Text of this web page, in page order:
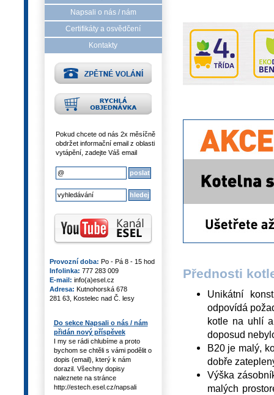
Napsali o nás / nám
Certifikáty a osvědčení
Kontakty
Pokud chcete od nás 2x měsíčně
obdržet informační email z oblasti
vytápění, zadejte Váš email
Provozní doba: Po - Pá 8 - 15 hod
Infolinka: 777 283 009
E-mail: info(a)esel.cz
Adresa: Kutnohorská 678
281 63, Kostelec nad Č. lesy
Do sekce Napsali o nás / nám
přidán nový příspěvek
I my se rádi chlubíme a proto
bychom se chtěli s vámi podělit o
dopis (email), který k nám
dorazil. Všechny dopisy
naleznete na stránce
http://estech.esel.cz/napsali
Přednosti
Unikátní
odpovídá
kotle na uhlí
doposud
B20 je malý,
dobře
Výška
malých